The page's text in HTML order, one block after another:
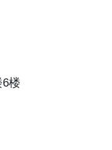
楼